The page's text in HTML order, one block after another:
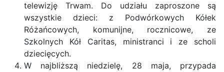
telewizję Trwam. Do udziału zaproszone są
wszystkie dzieci: z Podwórkowych Kółek
Różańcowych, komunijne, rocznicowe, ze
Szkolnych Kół Caritas, ministranci i ze scholi
dziecięcych.
W najbliższą niedzielę, 28 maja, przypada